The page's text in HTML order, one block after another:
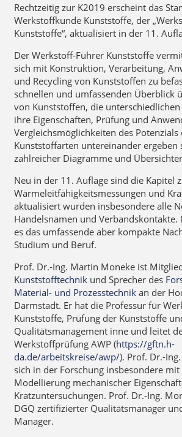
Rechtzeitig zur K2019 erscheint das
Werkstoffkunde Kunststoffe, der
Kunststoffe“, aktualisiert in der 11.
Der Werkstoff-Führer Kunststoffe
sich mit Konstruktion, Verarbeitung,
und Recycling von Kunststoffen zu
schnellen und umfassenden Überblick
von Kunststoffen, die
ihre Eigenschaften, Prüfung und
Vergleichsmöglichkeiten des Potenzials
Kunststoffarten untereinander ergeben
zahlreicher Diagramme und
Neu in der 11. Auflage sind die Kapitel
Wärmeleitfähigkeitsmessungen und
aktualisiert wurden insbesondere alle
Handelsnamen und Verbandskontakte.
es das umfassende aber kompakte
Studium und Beruf.
Prof. Dr.-Ing. Martin Moneke ist
Kunststofftechnikund Sprecher des
Material- und Prozesstechnikan der
Darmstadt. Er hat die Professur für
Kunststoffe, Prüfung der Kunststoffe
Qualitätsmanagement inne und leitet
Werkstoffprüfung AWP (https://gftn.h-
da.de/arbeitskreise/awp/). Prof. Dr.-
sich in der Forschung insbesondere
Modellierung mechanischer
Kratzuntersuchungen. Prof. Dr.-Ing.
DGQ zertifizierter Qualitätsmanager
Manager.